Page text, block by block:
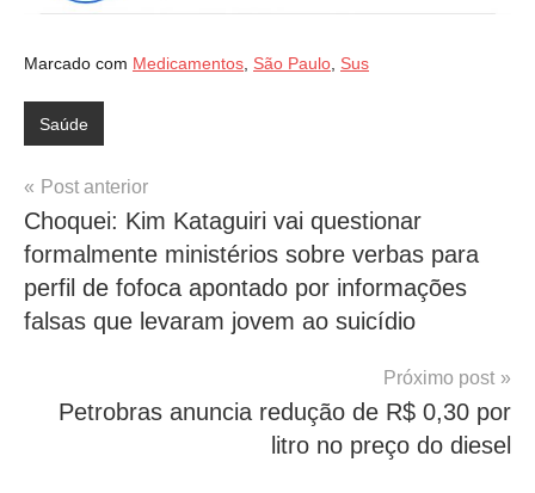
Marcado com Medicamentos, São Paulo, Sus
Saúde
Navegação
de
Post
Post anterior
Choquei: Kim Kataguiri vai questionar
formalmente ministérios sobre verbas para
perfil de fofoca apontado por informações
falsas que levaram jovem ao suicídio
Próximo post
Petrobras anuncia redução de R$ 0,30 por
litro no preço do diesel